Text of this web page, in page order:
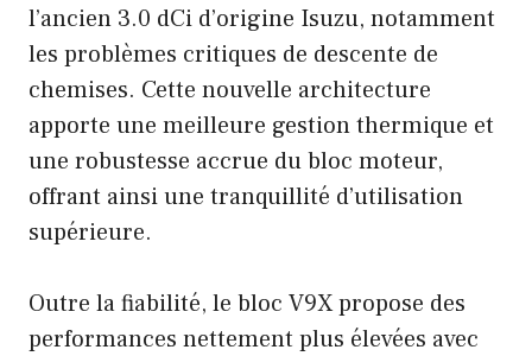
l’ancien 3.0 dCi d’origine Isuzu, notamment
les problèmes critiques de descente de
chemises. Cette nouvelle architecture
apporte une meilleure gestion thermique et
une robustesse accrue du bloc moteur,
offrant ainsi une tranquillité d’utilisation
supérieure.
Outre la fiabilité, le bloc V9X propose des
performances nettement plus élevées avec